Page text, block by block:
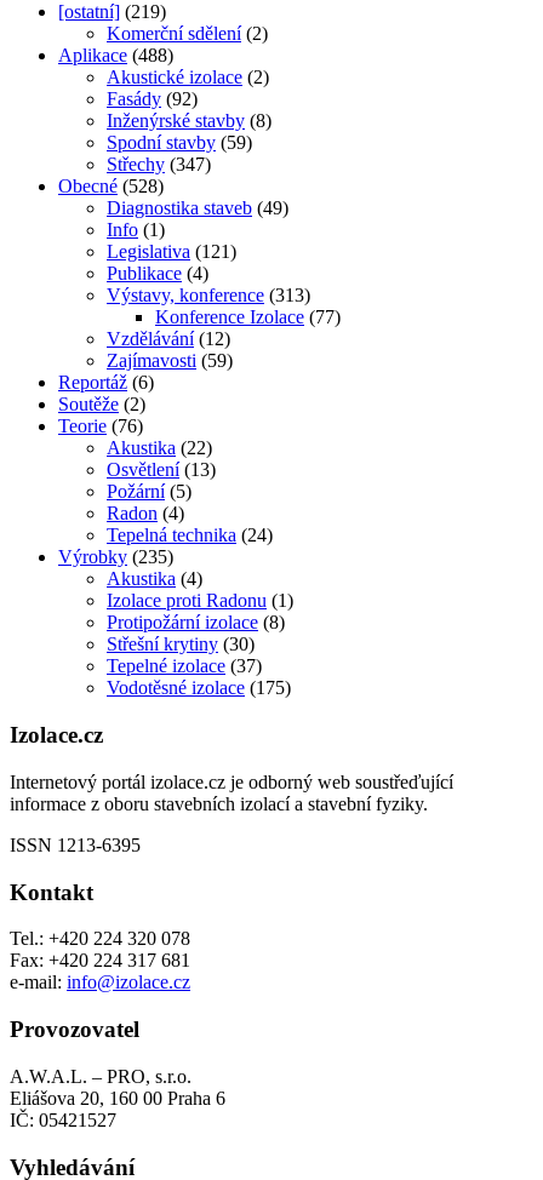
[ostatní] (219)
Komerční sdělení (2)
Aplikace (488)
Akustické izolace (2)
Fasády (92)
Inženýrské stavby (8)
Spodní stavby (59)
Střechy (347)
Obecné (528)
Diagnostika staveb (49)
Info (1)
Legislativa (121)
Publikace (4)
Výstavy, konference (313)
Konference Izolace (77)
Vzdělávání (12)
Zajímavosti (59)
Reportáž (6)
Soutěže (2)
Teorie (76)
Akustika (22)
Osvětlení (13)
Požární (5)
Radon (4)
Tepelná technika (24)
Výrobky (235)
Akustika (4)
Izolace proti Radonu (1)
Protipožární izolace (8)
Střešní krytiny (30)
Tepelné izolace (37)
Vodotěsné izolace (175)
Izolace.cz
Internetový portál izolace.cz je odborný web soustřeďující
informace z oboru stavebních izolací a stavební fyziky.
ISSN 1213-6395
Kontakt
Tel.: +420 224 320 078
Fax: +420 224 317 681
e-mail: info@izolace.cz
Provozovatel
A.W.A.L. – PRO, s.r.o.
Eliášova 20, 160 00 Praha 6
IČ: 05421527
Vyhledávání